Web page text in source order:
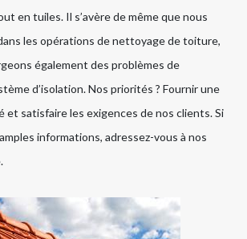
en tuiles. Il s’avère de même que nous
les opérations de nettoyage de toiture,
également des problèmes de
d’isolation. Nos priorités ? Fournir une
et satisfaire les exigences de nos clients. Si
informations, adressez-vous à nos